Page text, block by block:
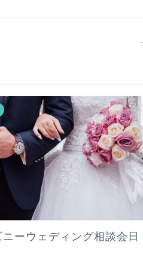
ーウェディング相談会日